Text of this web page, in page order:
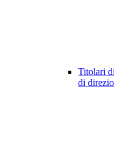
Titolari
di